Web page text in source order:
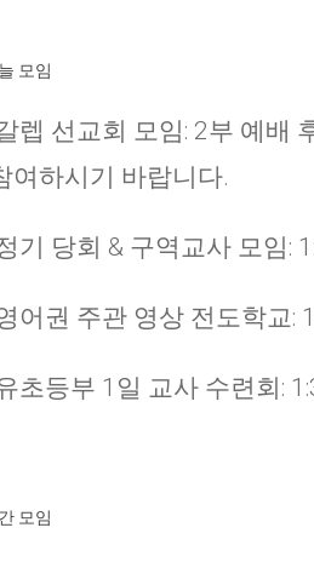
모임
렙 선교회 모임: 2부 예배
여하시기 바랍니다.
기 당회 & 구역교사 모임:
어권 주관 영상 전도학교:
초등부 1일 교사 수련회:
모임